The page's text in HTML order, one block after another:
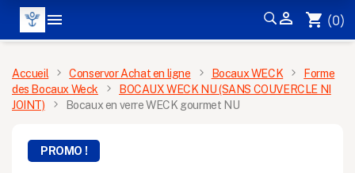
  shopping_cart (0)
MENU
Accueil Conservor Achat en ligne Bocaux WECK
Forme
des Bocaux Weck
BOCAUX WECK NU (SANS COUVERCLE NI
JOINT)
Bocaux en verre WECK gourmet NU
PROMO !